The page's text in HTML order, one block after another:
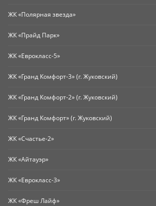
ЖК «Полярная звезда»
ЖК «Прайд Парк»
ЖК «Еврокласс-5»
ЖК «Гранд Комфорт-3» (г. Жуковский)
ЖК «Гранд Комфорт-2» (г. Жуковский)
ЖК «Гранд Комфорт» (г. Жуковский)
ЖК «Счастье-2»
ЖК «Айтауэр»
ЖК «Еврокласс-3»
ЖК «Фреш Лайф»